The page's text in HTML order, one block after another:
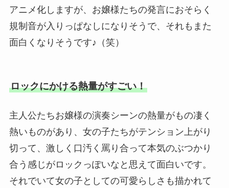
アニメ化しますが、お嬢様たちの発言におそらく
規制音が入りっぱなしになりそうで、それもまた
面白くなりそうです♪（笑）
ロックにかける熱量がすごい！
主人公たちお嬢様の演奏シーンの熱量がもの凄く
熱いものがあり、女の子たちがテンション上がり
切って、激しく口汚く罵り合って本気のぶつかり
合う感じがロックっぽいなと思えて面白いです。
それでいて女の子としての可愛らしさも描かれて